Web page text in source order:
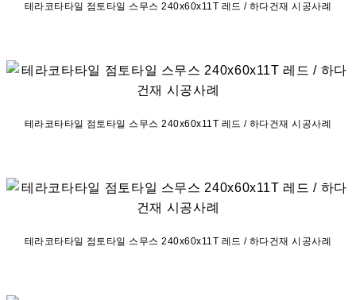
테라코타타일 점토타일 스무스 240x60x11T 레드 / 하다건재 시공사례
테라코타타일 점토타일 스무스 240x60x11T 레드 / 하다건재 시공사례
테라코타타일 점토타일 스무스 240x60x11T 레드 / 하다건재 시공사례